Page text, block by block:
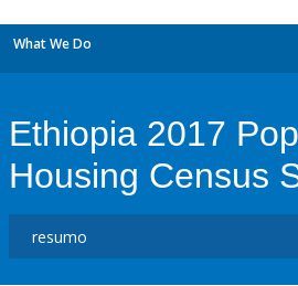
What We Do
Ethiopia 2017
Housing Census